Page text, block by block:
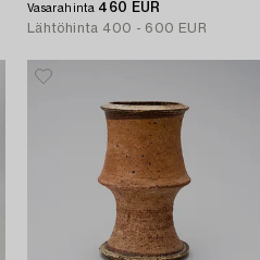
1936.
Vasarahinta 460 EUR
Lähtöhinta 400 - 600 EUR